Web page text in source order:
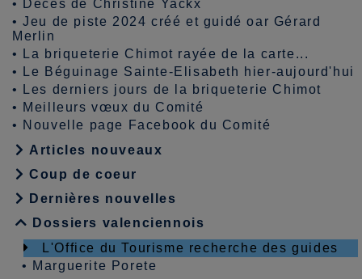
•
Décès de Christine Yackx
•Jeu de piste 2024 créé et guidé oar Gérard
Merlin
•
La briqueterie Chimot rayée de la carte...
•
Le Béguinage Sainte-Elisabeth hier-aujourd'hui
•
Les derniers jours de la briqueterie Chimot
• Meilleurs vœux du Comité
• Nouvelle page Facebook du Comité
Articles nouveaux
Coup de coeur
Dernières nouvelles
Dossiers valenciennois
L'Office du Tourisme recherche des guides
• Marguerite Porete